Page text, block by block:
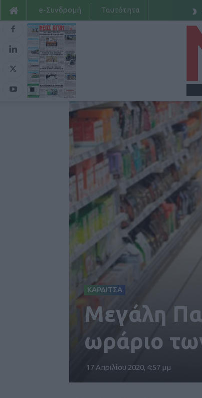
e-Συνδρομή Ταυτότητα
ΚΑΡΔΙΤΣΑ
Μεγάλη
ωράριο
17 Απριλίου 2020, 4:57 μμ